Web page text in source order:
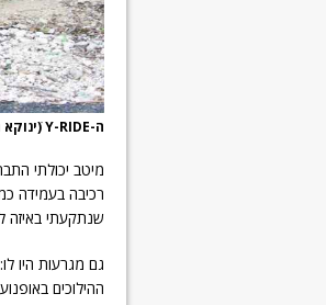
ה-Y-RIDE ׁ(ינוקא רייד)
שנתקעתי באיזה
ההילוכים